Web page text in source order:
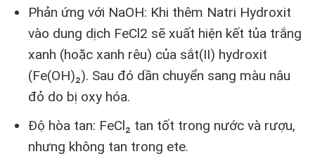
Phản ứng với NaOH: Khi thêm Natri Hydroxit
vào dung dịch FeCl2 sẽ xuất hiện kết tủa trắng
xanh (hoặc xanh rêu) của sắt(II) hydroxit
(Fe(OH)₂). Sau đó dần chuyển sang màu nâu
đỏ do bị oxy hóa.
Độ hòa tan: FeCl₂ tan tốt trong nước và rượu,
nhưng không tan trong ete.